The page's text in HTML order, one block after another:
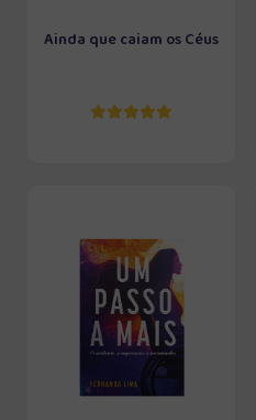
Ainda que caiam os Céus